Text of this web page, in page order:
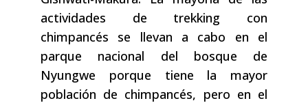
actividades de trekking con
chimpancés se llevan a cabo en el
parque nacional del bosque de
Nyungwe porque tiene la mayor
población de chimpancés, pero en el